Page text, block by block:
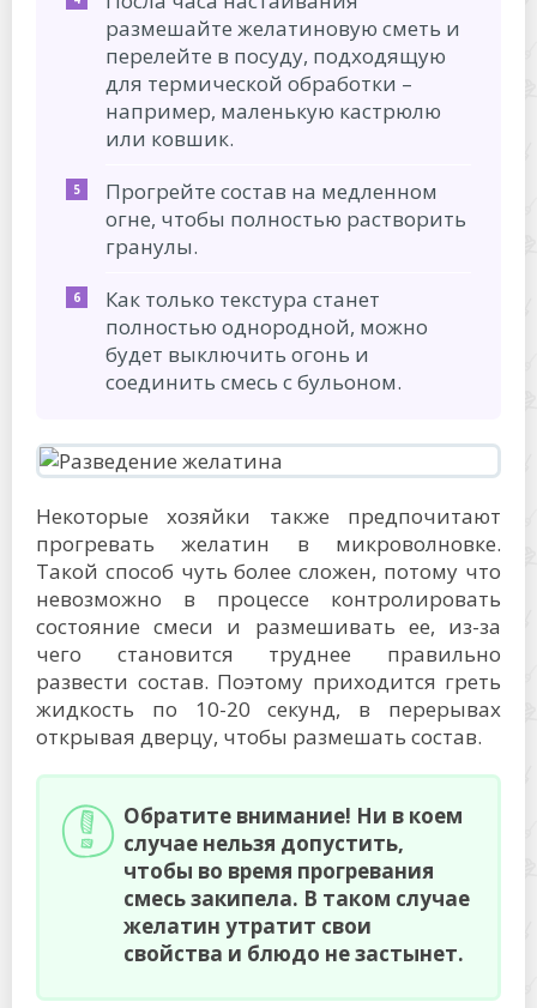
размешайте желатиновую сметь и
перелейте в посуду, подходящую
для термической обработки –
например, маленькую кастрюлю
или ковшик.
Прогрейте состав на медленном
огне, чтобы полностью растворить
гранулы.
Как только текстура станет
полностью однородной, можно
будет выключить огонь и
соединить смесь с бульоном.
Некоторые хозяйки также предпочитают
прогревать желатин в микроволновке.
Такой способ чуть более сложен, потому что
невозможно в процессе контролировать
состояние смеси и размешивать ее, из-за
чего становится труднее правильно
развести состав. Поэтому приходится греть
жидкость по 10-20 секунд, в перерывах
открывая дверцу, чтобы размешать состав.
Обратите внимание! Ни в коем
случае нельзя допустить,
чтобы во время прогревания
смесь закипела. В таком случае
желатин утратит свои
свойства и блюдо не застынет.